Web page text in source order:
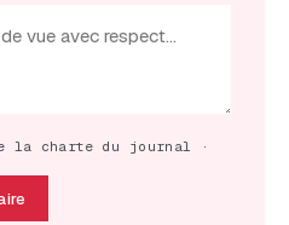
la charte du journal ·